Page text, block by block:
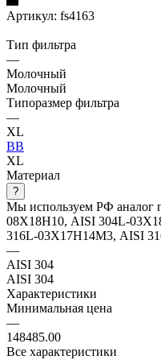
Артикул: fs4163
Тип фильтра
—
Молочный
Молочный
Типоразмер фильтра
—
XL
BB
XL
Материал
?
Мы используем РФ аналог
08Х18Н10, AISI 304L-
316L-03Х17Н14М3, AISI
—
AISI 304
AISI 304
Характеристики
Минимальная цена
—
148485.00
Все характеристики